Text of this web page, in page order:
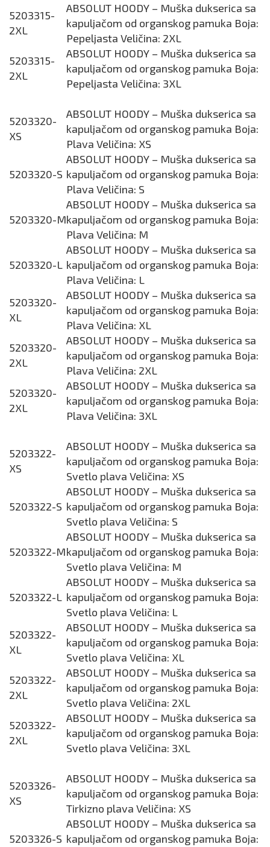
5203315-
2XL
ABSOLUT HOODY – Muška dukserica sa
kapuljačom od organskog pamuka Boja:
Pepeljasta Veličina: 2XL
5203315-
2XL
ABSOLUT HOODY – Muška dukserica sa
kapuljačom od organskog pamuka Boja:
Pepeljasta Veličina: 3XL
5203320-
XS
ABSOLUT HOODY – Muška dukserica sa
kapuljačom od organskog pamuka Boja:
Plava Veličina: XS
5203320-S
ABSOLUT HOODY – Muška dukserica sa
kapuljačom od organskog pamuka Boja:
Plava Veličina: S
5203320-M
ABSOLUT HOODY – Muška dukserica sa
kapuljačom od organskog pamuka Boja:
Plava Veličina: M
5203320-L
ABSOLUT HOODY – Muška dukserica sa
kapuljačom od organskog pamuka Boja:
Plava Veličina: L
5203320-
XL
ABSOLUT HOODY – Muška dukserica sa
kapuljačom od organskog pamuka Boja:
Plava Veličina: XL
5203320-
2XL
ABSOLUT HOODY – Muška dukserica sa
kapuljačom od organskog pamuka Boja:
Plava Veličina: 2XL
5203320-
2XL
ABSOLUT HOODY – Muška dukserica sa
kapuljačom od organskog pamuka Boja:
Plava Veličina: 3XL
5203322-
XS
ABSOLUT HOODY – Muška dukserica sa
kapuljačom od organskog pamuka Boja:
Svetlo plava Veličina: XS
5203322-S
ABSOLUT HOODY – Muška dukserica sa
kapuljačom od organskog pamuka Boja:
Svetlo plava Veličina: S
5203322-M
ABSOLUT HOODY – Muška dukserica sa
kapuljačom od organskog pamuka Boja:
Svetlo plava Veličina: M
5203322-L
ABSOLUT HOODY – Muška dukserica sa
kapuljačom od organskog pamuka Boja:
Svetlo plava Veličina: L
5203322-
XL
ABSOLUT HOODY – Muška dukserica sa
kapuljačom od organskog pamuka Boja:
Svetlo plava Veličina: XL
5203322-
2XL
ABSOLUT HOODY – Muška dukserica sa
kapuljačom od organskog pamuka Boja:
Svetlo plava Veličina: 2XL
5203322-
2XL
ABSOLUT HOODY – Muška dukserica sa
kapuljačom od organskog pamuka Boja:
Svetlo plava Veličina: 3XL
5203326-
XS
ABSOLUT HOODY – Muška dukserica sa
kapuljačom od organskog pamuka Boja:
Tirkizno plava Veličina: XS
5203326-S
ABSOLUT HOODY – Muška dukserica sa
kapuljačom od organskog pamuka Boja: